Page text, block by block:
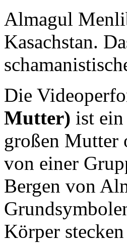
Almagul
Kasachstan.
Die
Mutter) ist ein
großen Mutter
von einer
Bergen von
Körper